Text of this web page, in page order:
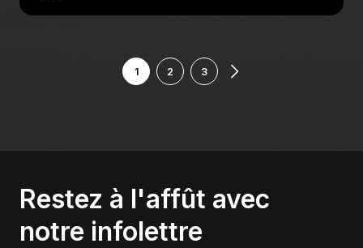
1 2 3
Restez à l'affût avec
notre infolettre